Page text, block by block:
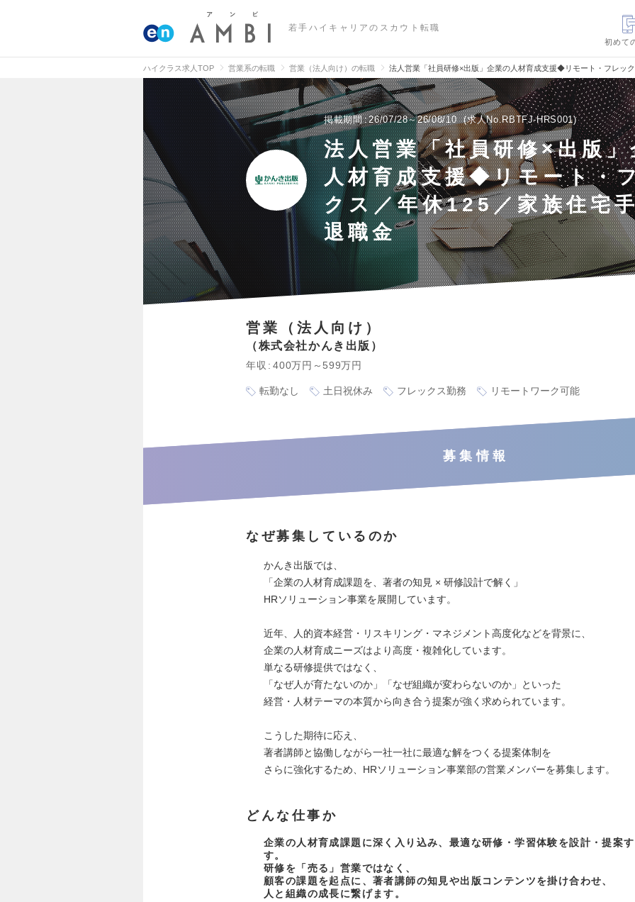
若手ハイキャリアのスカウト転職
初めて
ハイクラス求人TOP 営業系の転職 営業（法人向け）の転職 法人営業「社員研修×出版」企業の人材育成支援◆リモート・フレッ
掲載期間 26/07/28～26/08/10 求人No.RBTFJ-HRS001
法人営業「社員研修×出版
人材育成支援◆リモート・
クス／年休125／家族住宅
退職金
営業（法人向け）
株式会社かんき出版
年収 400万円～599万円
転勤なし 土日祝休み フレックス勤務 リモートワーク可能
募集情報
なぜ募集しているのか
かんき出版では、
「企業の人材育成課題を、著者の知見 × 研修設計で解く」
HRソリューション事業を展開しています。
近年、人的資本経営・リスキリング・マネジメント高度化などを背景に、
企業の人材育成ニーズはより高度・複雑化しています。
単なる研修提供ではなく、
「なぜ人が育たないのか」「なぜ組織が変わらないのか」といった
経営・人材テーマの本質から向き合う提案が強く求められています。
こうした期待に応え、
著者講師と協働しながら一社一社に最適な解をつくる提案体制を
さらに強化するため、HRソリューション事業部の営業メンバーを募集します。
どんな仕事か
企業の人材育成課題に深く入り込み、最適な研修・学習体験を設計・提案
す。
研修を「売る」営業ではなく、
顧客の課題を起点に、著者講師の知見や出版コンテンツを掛け合わせ、
人と組織の成長に繋げます。